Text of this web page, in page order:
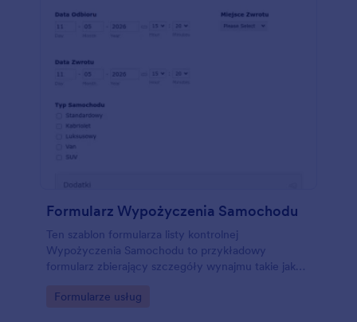
Formularz Wypożyczenia Samochodu
Ten szablon formularza listy kontrolnej
Wypożyczenia Samochodu to przykładowy
formularz zbierający szczegóły wynajmu takie jak
dodatkowe wymagania oraz dane osobiste takie jak
Go to Category:
Formularze usług